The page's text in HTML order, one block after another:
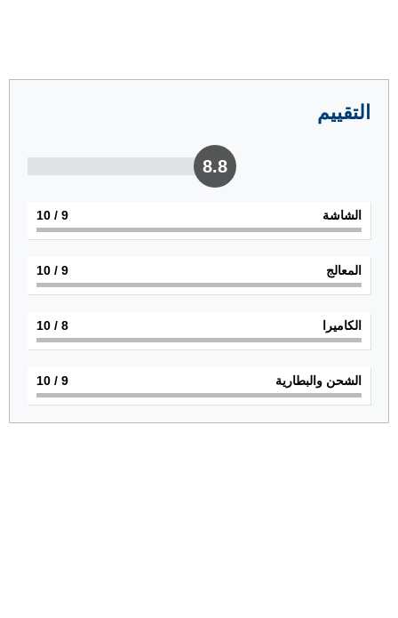
التقييم
8.8
الشاشة 9
/ 10
المعالج 9
/ 10
الكاميرا 8
/ 10
الشحن والبطارية 9
/ 10